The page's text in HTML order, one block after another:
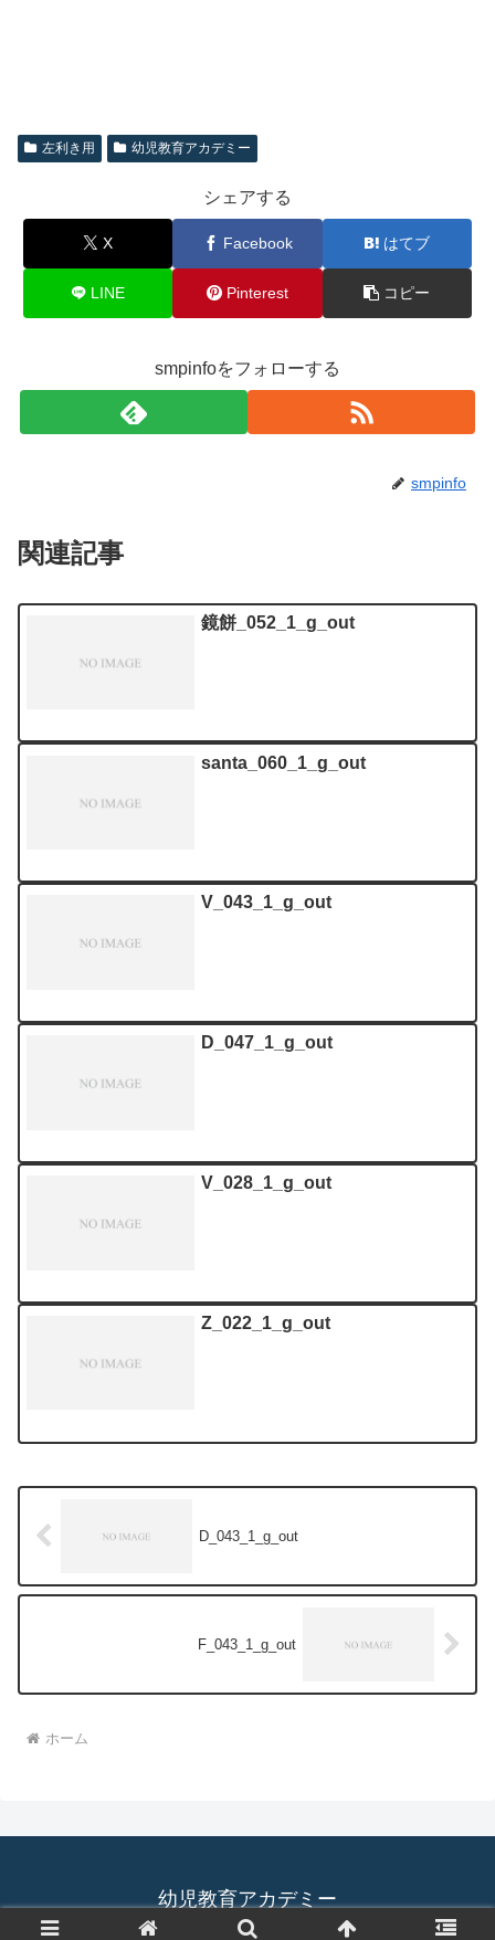
左利き用 幼児教育アカデミー
シェアする
X Facebook はてブ
LINE Pinterest コピー
smpinfoをフォローする
smpinfo
関連記事
鏡餅_052_1_g_out
santa_060_1_g_out
V_043_1_g_out
D_047_1_g_out
V_028_1_g_out
Z_022_1_g_out
D_043_1_g_out
F_043_1_g_out
ホーム
幼児教育アカデミー
© 2019 幼児教育アカデミー.